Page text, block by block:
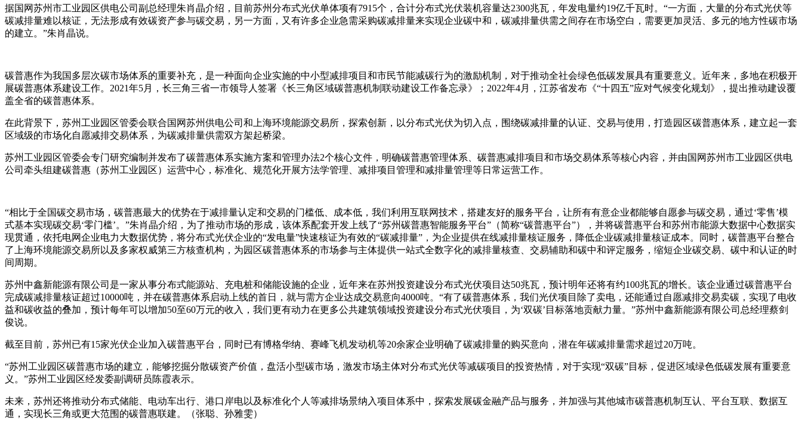
据国网苏州市工业园区供电公司副总经理朱肖晶介绍，目前苏州分布式光伏单体项有7915个，合计分布式光伏装机容量达2300兆瓦，年发电量约19亿千瓦时。“一方面，大量的分布式光伏等
碳减排量难以核证，无法形成有效碳资产参与碳交易，另一方面，又有许多企业急需采购碳减排量来实现企业碳中和，碳减排量供需之间存在市场空白，需要更加灵活、多元的地方性碳市场
的建立。”朱肖晶说。
碳普惠作为我国多层次碳市场体系的重要补充，是一种面向企业实施的中小型减排项目和市民节能减碳行为的激励机制，对于推动全社会绿色低碳发展具有重要意义。近年来，多地在积极开
展碳普惠体系建设工作。2021年5月，长三角三省一市领导人签署《长三角区域碳普惠机制联动建设工作备忘录》；2022年4月，江苏省发布《“十四五”应对气候变化规划》，提出推动建设覆
盖全省的碳普惠体系。
在此背景下，苏州工业园区管委会联合国网苏州供电公司和上海环境能源交易所，探索创新，以分布式光伏为切入点，围绕碳减排量的认证、交易与使用，打造园区碳普惠体系，建立起一套
区域级的市场化自愿减排交易体系，为碳减排量供需双方架起桥梁。
苏州工业园区管委会专门研究编制并发布了碳普惠体系实施方案和管理办法2个核心文件，明确碳普惠管理体系、碳普惠减排项目和市场交易体系等核心内容，并由国网苏州市工业园区供电
公司牵头组建碳普惠（苏州工业园区）运营中心，标准化、规范化开展方法学管理、减排项目管理和减排量管理等日常运营工作。
“相比于全国碳交易市场，碳普惠最大的优势在于减排量认定和交易的门槛低、成本低，我们利用互联网技术，搭建友好的服务平台，让所有有意企业都能够自愿参与碳交易，通过‘零售’模
式基本实现碳交易‘零门槛’。”朱肖晶介绍，为了推动市场的形成，该体系配套开发上线了“苏州碳普惠智能服务平台”（简称“碳普惠平台”），并将碳普惠平台和苏州市能源大数据中心数据实
现贯通，依托电网企业电力大数据优势，将分布式光伏企业的“发电量”快速核证为有效的“碳减排量”，为企业提供在线减排量核证服务，降低企业碳减排量核证成本。同时，碳普惠平台整合
了上海环境能源交易所以及多家权威第三方核查机构，为园区碳普惠体系的市场参与主体提供一站式全数字化的减排量核查、交易辅助和碳中和评定服务，缩短企业碳交易、碳中和认证的时
间周期。
苏州中鑫新能源有限公司是一家从事分布式能源站、充电桩和储能设施的企业，近年来在苏州投资建设分布式光伏项目达50兆瓦，预计明年还将有约100兆瓦的增长。该企业通过碳普惠平台
完成碳减排量核证超过10000吨，并在碳普惠体系启动上线的首日，就与需方企业达成交易意向4000吨。“有了碳普惠体系，我们光伏项目除了卖电，还能通过自愿减排交易卖碳，实现了电收
益和碳收益的叠加，预计每年可以增加50至60万元的收入，我们更有动力在更多公共建筑领域投资建设分布式光伏项目，为‘双碳’目标落地贡献力量。”苏州中鑫新能源有限公司总经理蔡剑
俊说。
截至目前，苏州已有15家光伏企业加入碳普惠平台，同时已有博格华纳、赛峰飞机发动机等20余家企业明确了碳减排量的购买意向，潜在年碳减排量需求超过20万吨。
“苏州工业园区碳普惠市场的建立，能够挖掘分散碳资产价值，盘活小型碳市场，激发市场主体对分布式光伏等减碳项目的投资热情，对于实现“双碳”目标，促进区域绿色低碳发展有重要意
义。”苏州工业园区经发委副调研员陈霞表示。
未来，苏州还将推动分布式储能、电动车出行、港口岸电以及标准化个人等减排场景纳入项目体系中，探索发展碳金融产品与服务，并加强与其他城市碳普惠机制互认、平台互联、数据互
通，实现长三角或更大范围的碳普惠联建。（张聪、孙雅雯）